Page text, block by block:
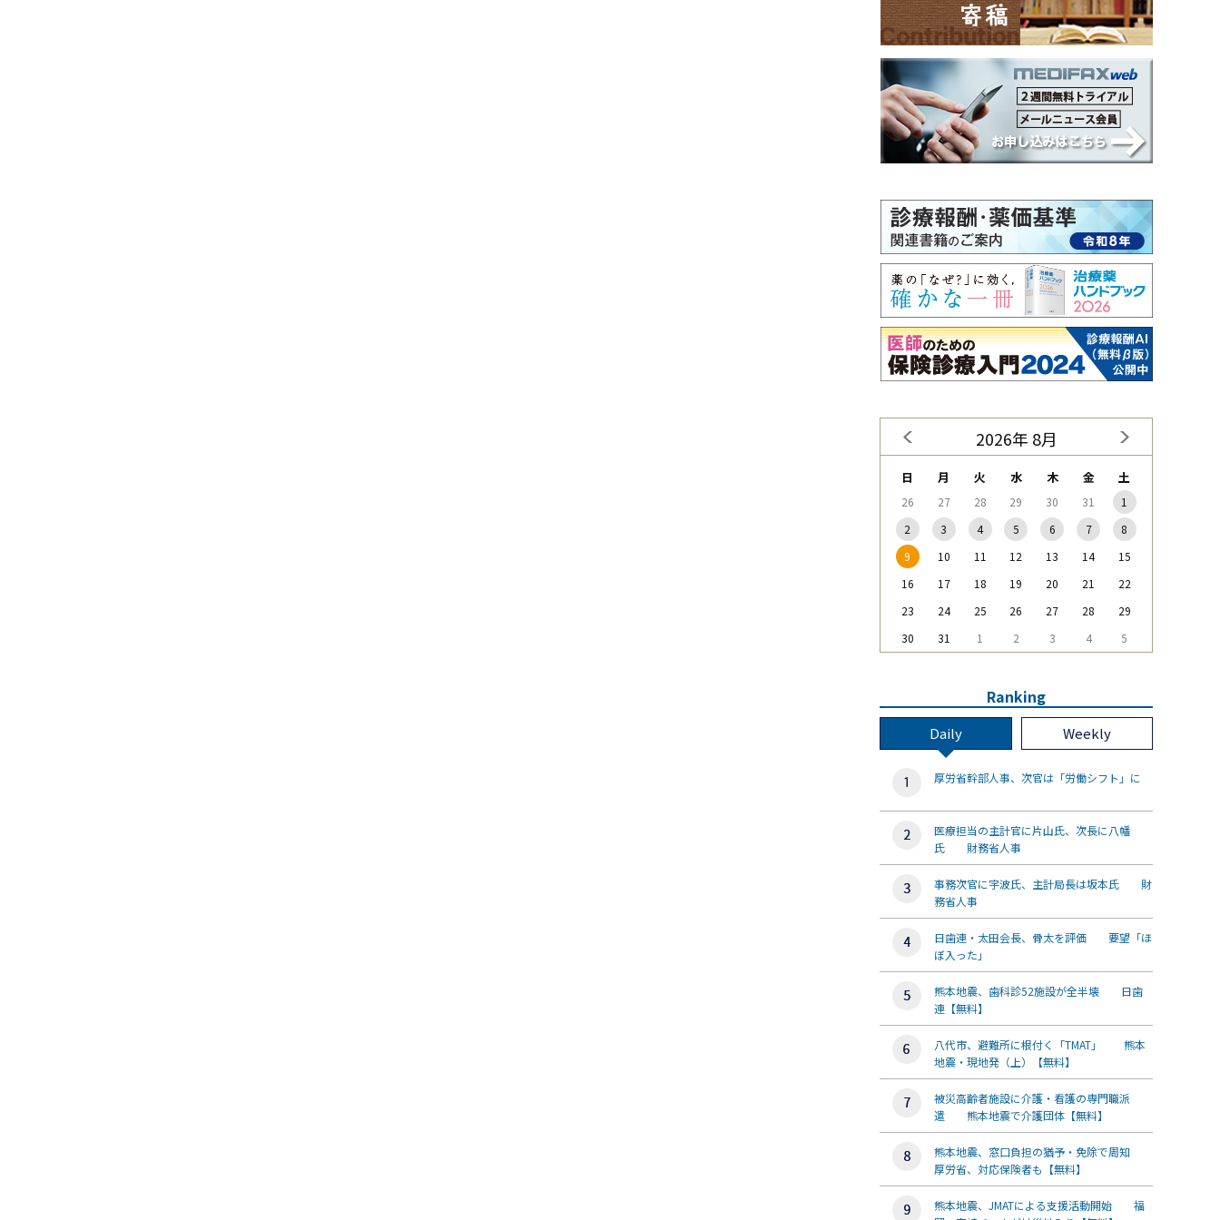
2026年 8月
日 月 火 水 木 金 土
26 27 28 29 30 31
1
2
3 4 5 6 7
8
9
10 11 12 13 14
15
16
17 18 19 20 21
22
23
24 25 26 27 28
29
30
31 1 2 3 4 5
Ranking
Daily Weekly
厚労省幹部人事、次官は「労働シフト」に
医療担当の主計官に片山氏、次長に八幡
氏 財務省人事
事務次官に宇波氏、主計局長は坂本氏 財
務省人事
日歯連・太田会長、骨太を評価 要望「ほ
ぼ入った」
熊本地震、歯科診52施設が全半壊 日歯
連【無料】
八代市、避難所に根付く「TMAT」 熊本
地震・現地発（上）【無料】
被災高齢者施設に介護・看護の専門職派
遣 熊本地震で介護団体【無料】
熊本地震、窓口負担の猶予・免除で周知
厚労省、対応保険者も【無料】
熊本地震、JMATによる支援活動開始 福